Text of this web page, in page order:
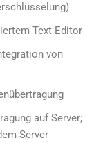
Text Editor
von
auf Server;
Server